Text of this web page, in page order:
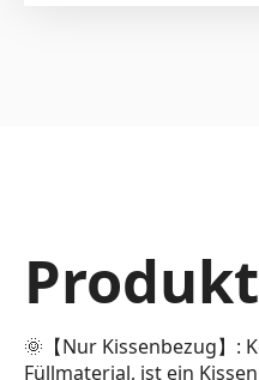
🌞【Nur Kissenbezug】:
Füllmaterial, ist ein